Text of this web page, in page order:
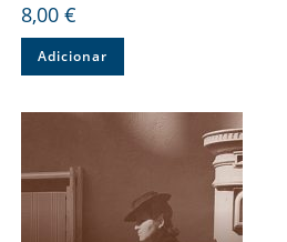
8,00 €
Adicionar